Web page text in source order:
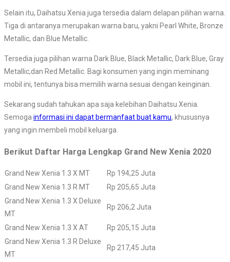
Selain itu, Daihatsu Xenia juga tersedia dalam delapan pilihan warna.
Tiga di antaranya merupakan warna baru, yakni Pearl White, Bronze
Metallic, dan Blue Metallic.
Tersedia juga pilihan warna Dark Blue, Black Metallic, Dark Blue, Gray
Metallic,dan Red Metallic. Bagi konsumen yang ingin meminang
mobil ini, tentunya bisa memilih warna sesuai dengan keinginan.
Sekarang sudah tahukan apa saja kelebihan Daihatsu Xenia.
Semoga informasi ini dapat bermanfaat buat kamu, khususnya
yang ingin membeli mobil keluarga.
Berikut Daftar Harga Lengkap Grand New Xenia 2020
Grand New Xenia 1.3 X MT
Rp 194,25 Juta
Grand New Xenia 1.3 R MT
Rp 205,65 Juta
Grand New Xenia 1.3 X Deluxe
MT
Rp 206,2 Juta
Grand New Xenia 1.3 X AT
Rp 205,15 Juta
Grand New Xenia 1.3 R Deluxe
MT
Rp 217,45 Juta